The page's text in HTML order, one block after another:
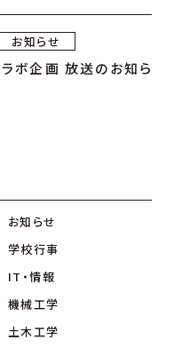
お知らせ
ラボ企画 放送のお知ら
お知らせ
学校行事
IT・情報
機械工学
土木工学